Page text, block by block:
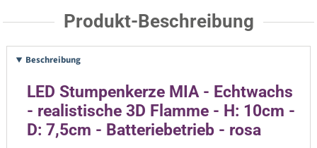
Produkt-Beschreibung
Beschreibung
LED Stumpenkerze MIA - Echtwachs
- realistische 3D Flamme - H: 10cm -
D: 7,5cm - Batteriebetrieb - rosa